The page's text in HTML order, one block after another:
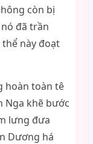
còn bị
đã trần
này đoạt
hoàn toàn tê
Nga khẽ bước
lưng đưa
Dương há